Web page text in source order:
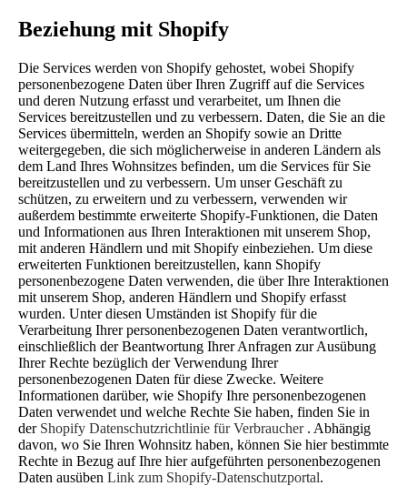
Beziehung mit Shopify
Die Services werden von Shopify gehostet, wobei Shopify
personenbezogene Daten über Ihren Zugriff auf die Services
und deren Nutzung erfasst und verarbeitet, um Ihnen die
Services bereitzustellen und zu verbessern. Daten, die Sie an die
Services übermitteln, werden an Shopify sowie an Dritte
weitergegeben, die sich möglicherweise in anderen Ländern als
dem Land Ihres Wohnsitzes befinden, um die Services für Sie
bereitzustellen und zu verbessern. Um unser Geschäft zu
schützen, zu erweitern und zu verbessern, verwenden wir
außerdem bestimmte erweiterte Shopify-Funktionen, die Daten
und Informationen aus Ihren Interaktionen mit unserem Shop,
mit anderen Händlern und mit Shopify einbeziehen. Um diese
erweiterten Funktionen bereitzustellen, kann Shopify
personenbezogene Daten verwenden, die über Ihre Interaktionen
mit unserem Shop, anderen Händlern und Shopify erfasst
wurden. Unter diesen Umständen ist Shopify für die
Verarbeitung Ihrer personenbezogenen Daten verantwortlich,
einschließlich der Beantwortung Ihrer Anfragen zur Ausübung
Ihrer Rechte bezüglich der Verwendung Ihrer
personenbezogenen Daten für diese Zwecke. Weitere
Informationen darüber, wie Shopify Ihre personenbezogenen
Daten verwendet und welche Rechte Sie haben, finden Sie in
der Shopify Datenschutzrichtlinie für Verbraucher. Abhängig
davon, wo Sie Ihren Wohnsitz haben, können Sie hier bestimmte
Rechte in Bezug auf Ihre hier aufgeführten personenbezogenen
Daten ausüben Link zum Shopify-Datenschutzportal.